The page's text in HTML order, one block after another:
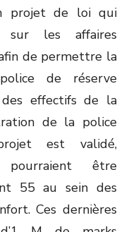
projet de loi qui
sur les affaires
de permettre la
de réserve
effectifs de la
de la police
est validé,
être
55 au sein des
Ces dernières